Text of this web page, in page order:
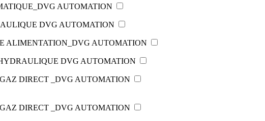
AUTOMATION
DVG AUTOMATION
ALIMENTATION_DVG AUTOMATION
DVG AUTOMATION
DIRECT _DVG AUTOMATION
DIRECT _DVG AUTOMATION